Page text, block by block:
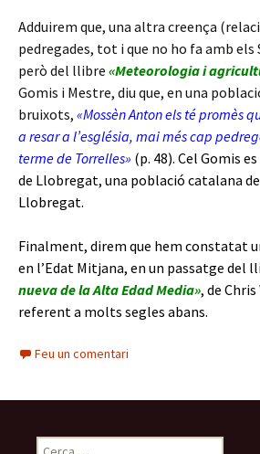
Adduirem que, una altra creença
pedregades, tot i que no ho fa amb els
però del llibre «Meteorologia i
Gomis i Mestre, diu que, en una
bruixots, «Mossèn Anton els té promès
a resar a l’església, mai més cap
terme de Torrelles» (p. 48). Cel Gomis
de Llobregat, una població catalana
Llobregat.
Finalment, direm que hem constatat
en l’Edat Mitjana, en un passatge del
nueva de la Alta Edad Media», de
referent a molts segles abans.
Feu un comentari
Cerca: